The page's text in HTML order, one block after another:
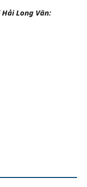
Long Vân: